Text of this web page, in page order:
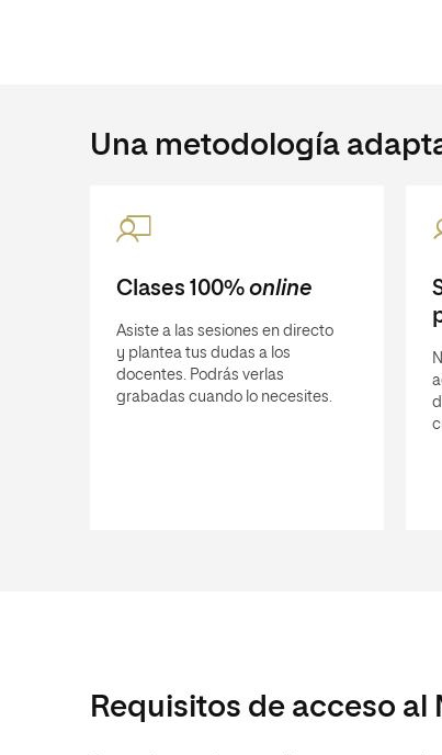
Una metodología
Clases 100% online
Asiste a las sesiones en directo
y plantea tus dudas a los
docentes. Podrás verlas
grabadas cuando lo necesites.
Requisitos de acceso